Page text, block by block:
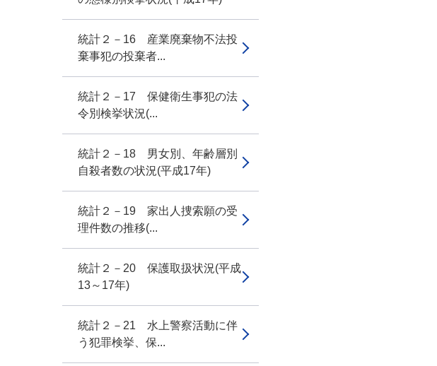
統計２－16 産業廃棄物不法投
棄事犯の投棄者...
統計２－17 保健衛生事犯の法
令別検挙状況(...
統計２－18 男女別、年齢層別
自殺者数の状況(平成17年)
統計２－19 家出人捜索願の受
理件数の推移(...
統計２－20 保護取扱状況(平成
13～17年)
統計２－21 水上警察活動に伴
う犯罪検挙、保...